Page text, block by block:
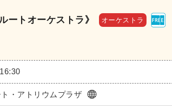
ートオーケストラ》 オーケストラ
・アトリウムプラザ